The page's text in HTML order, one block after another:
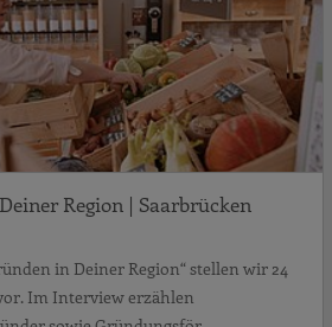
Region | Saarbrücken
in Deiner Region“ stellen wir 24
Im Interview erzählen